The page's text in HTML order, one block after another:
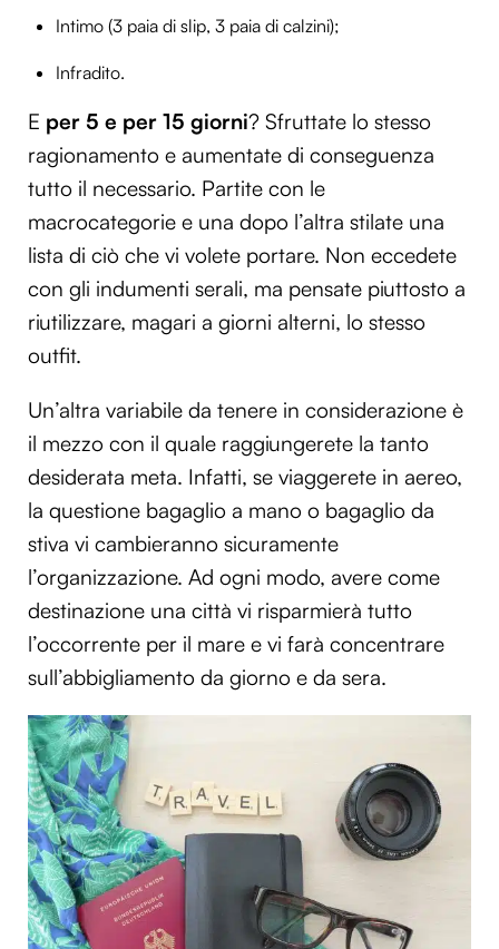
Intimo (3 paia di slip, 3 paia di calzini);
Infradito.
E per 5 e per 15 giorni? Sfruttate lo stesso
ragionamento e aumentate di conseguenza
tutto il necessario. Partite con le
macrocategorie e una dopo l’altra stilate una
lista di ciò che vi volete portare. Non eccedete
con gli indumenti serali, ma pensate piuttosto a
riutilizzare, magari a giorni alterni, lo stesso
outfit.
Un’altra variabile da tenere in considerazione è
il mezzo con il quale raggiungerete la tanto
desiderata meta. Infatti, se viaggerete in aereo,
la questione bagaglio a mano o bagaglio da
stiva vi cambieranno sicuramente
l’organizzazione. Ad ogni modo, avere come
destinazione una città vi risparmierà tutto
l’occorrente per il mare e vi farà concentrare
sull’abbigliamento da giorno e da sera.